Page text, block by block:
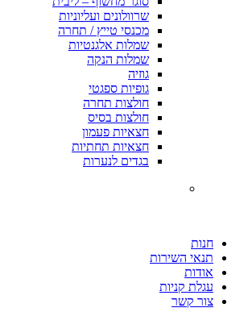
שרוולונים ועליוניות
מכנסי טייץ / תחרה
שמלות אלגנטיות
שמלות הנקה
גוזיה
גופיות ספגטי
חולצות תחרה
חולצות בסיס
חצאיות פעמון
חצאיות תחתיות
בגדים לנערות
חנות
תנאי השירות
אודות
עגלת קניות
צור קשר